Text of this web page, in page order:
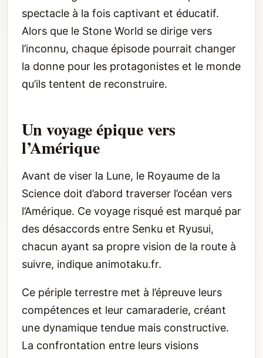
spectacle à la fois captivant et éducatif.
Alors que le Stone World se dirige vers
l’inconnu, chaque épisode pourrait changer
la donne pour les protagonistes et le monde
qu’ils tentent de reconstruire.
Un voyage épique vers
l’Amérique
Avant de viser la Lune, le Royaume de la
Science doit d’abord traverser l’océan vers
l’Amérique. Ce voyage risqué est marqué par
des désaccords entre Senku et Ryusui,
chacun ayant sa propre vision de la route à
suivre, indique animotaku.fr.
Ce périple terrestre met à l’épreuve leurs
compétences et leur camaraderie, créant
une dynamique tendue mais constructive.
La confrontation entre leurs visions